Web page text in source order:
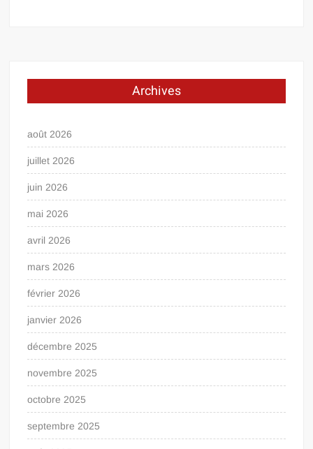
Archives
août 2026
juillet 2026
juin 2026
mai 2026
avril 2026
mars 2026
février 2026
janvier 2026
décembre 2025
novembre 2025
octobre 2025
septembre 2025